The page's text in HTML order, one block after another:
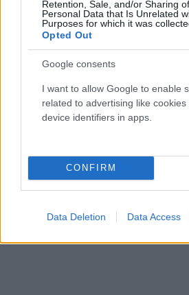
Retention, Sale, and/or Sharing
Personal Data that Is Unrelated
Purposes for which it was
Opted Out
Google consents
I want to allow Google to enable
related to advertising like
device identifiers in apps.
CONFIRM
Data Deletion Data Access